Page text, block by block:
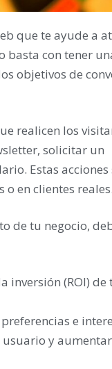
que te ayude a
basta con tener
objetivos de
realicen los
solicitar un
Estas acciones
en clientes reales.
de tu negocio,
(ROI) de
e
y